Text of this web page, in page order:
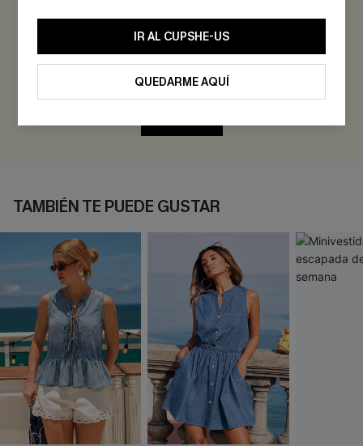
0.0
Sé el Primero en Reseñar
TAMBIÉN TE PUEDE GUSTAR
IR AL CUPSHE-US
QUEDARME AQUÍ